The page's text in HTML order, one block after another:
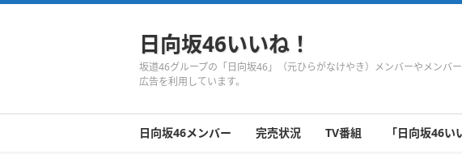
日向坂46いいね！
坂道46グループの「日向坂46」（元ひらがなけやき）メンバーやメンバ
広告を利用しています。
日向坂46メンバー 完売状況 TV番組 「日向坂46